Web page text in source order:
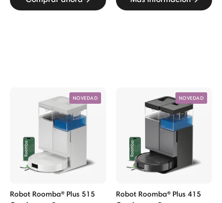
NOVEDAD
Robot Roomba® Plus 515
NOVEDAD
Robot Roomba® Plus 415